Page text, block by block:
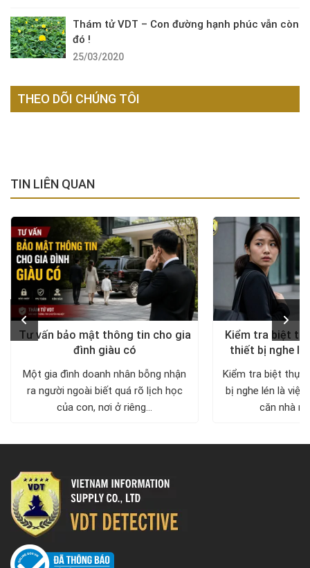
Thám tử VDT – Con đường hạnh phúc vẫn còn
đó !
25/03/2020
THEO DÕI CHÚNG TÔI
TIN LIÊN QUAN
Tư vấn bảo mật thông tin cho gia
đình giàu có
Một gia đình doanh nhân bỗng nhận
ra người ngoài biết quá rõ lịch học
của con, nơi ở riêng...
Kiểm tra biệt
thiết bị nghe
diện, trả lại
Kiểm tra biệt thự
bị nghe lén là
căn nhà